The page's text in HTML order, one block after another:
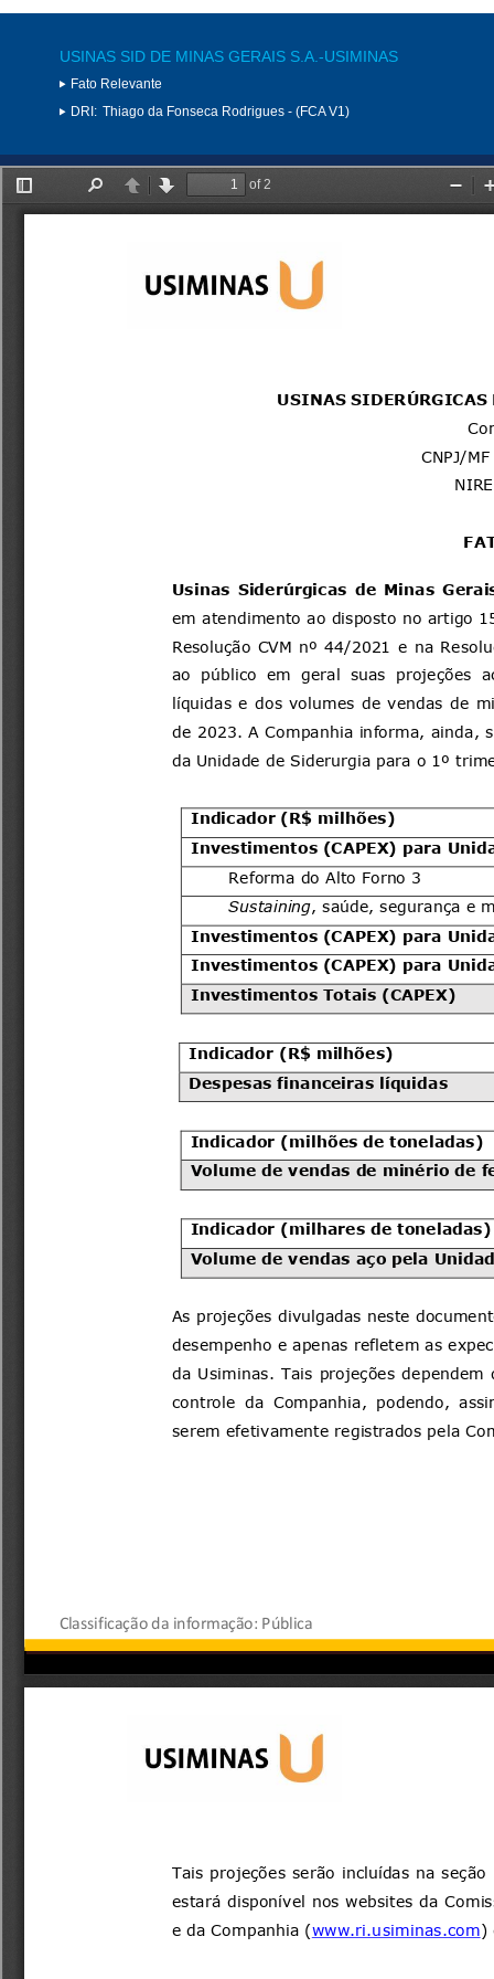
USINAS SID DE MINAS GERAIS S.A.-USIMINAS
Fato Relevante
DRI: Thiago da Fonseca Rodrigues - (FCA V1)